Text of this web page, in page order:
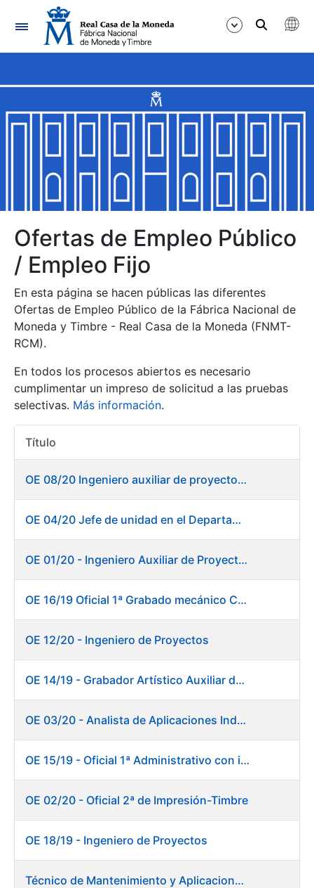
Navegación
Mostrar/Ocultar
Mostrar/Ocultar
Mostrar/Ocultar
Mostrar/Ocultar
Mostrar/Ocultar
Mostrar/Ocultar
Mostrar/Ocultar
Mostrar/Ocultar
Ofertas de Empleo Público
/ Empleo Fijo
En esta página se hacen públicas las diferentes
Ofertas de Empleo Público de la Fábrica Nacional de
Moneda y Timbre - Real Casa de la Moneda (FNMT-
RCM).
En todos los procesos abiertos es necesario
cumplimentar un impreso de solicitud a las pruebas
selectivas. Más información.
Título
OE 08/20 Ingeniero auxiliar de proyectos en el departamento de Fábrica de Papel - Burgos
OE 04/20 Jefe de unidad en el Departamento de Fábrica de Papel - Burgos
OE 01/20 - Ingeniero Auxiliar de Proyectos
OE 16/19 Oficial 1ª Grabado mecánico CAD
OE 12/20 - Ingeniero de Proyectos
OE 14/19 - Grabador Artístico Auxiliar de Originales. Departamento de Preimpresión
OE 03/20 - Analista de Aplicaciones Industriales
OE 15/19 - Oficial 1ª Administrativo con inglés y francés
OE 02/20 - Oficial 2ª de Impresión-Timbre
OE 18/19 - Ingeniero de Proyectos
Técnico de Mantenimiento y Aplicaciones Industriales - Centro de trabajo de Burgos